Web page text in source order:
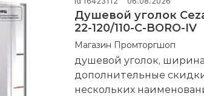
Душевой уголок
22-120/110-C-BORO-IV
Магазин Промторгшоп
душевой уголок,
дополнительные
нескольких